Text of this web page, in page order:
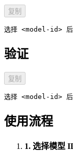
复制
选择 <model-id> 后
验证
复制
选择 <model-id> 后
使用流程
1. 选择模型